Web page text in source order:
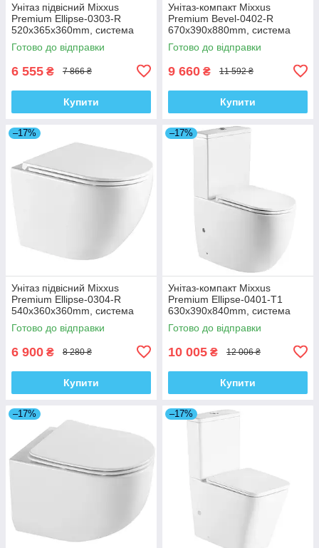
Унітаз підвісний Mixxus
Premium Ellipse-0303-R
520x365x360mm, система
змиву Rimless (MP6463)
Готово до відправки
6 555 ₴ 7 866 ₴
Купити
Унітаз-компакт Mixxus
Premium Bevel-0402-R
670x390x880mm, система
змиву RIMLESS (MP6474)
Готово до відправки
9 660 ₴ 11 592 ₴
Купити
–17%
Унітаз підвісний Mixxus
Premium Ellipse-0304-R
540x360x360mm, система
змиву Rimless (MP6466)
Готово до відправки
6 900 ₴ 8 280 ₴
Купити
–17%
Унітаз-компакт Mixxus
Premium Ellipse-0401-T1
630x390x840mm, система
змиву TORNADO 1.0
(MP6467)
Готово до відправки
10 005 ₴ 12 006 ₴
Купити
–17% –17%